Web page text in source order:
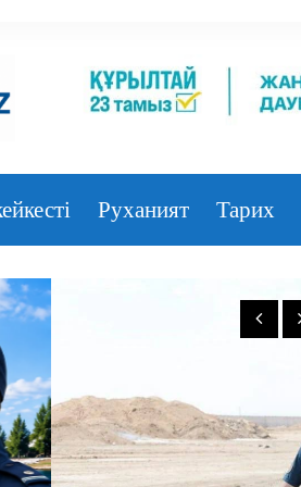
Руханият Тарих